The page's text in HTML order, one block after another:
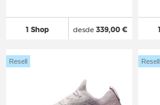
1 Shop desde 339,00 €
Resell Resell